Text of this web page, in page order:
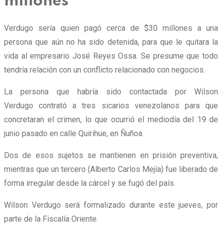
Verdugo sería quien pagó cerca de $30 millones a una
persona que aún no ha sido detenida, para que le quitara la
vida al empresario José Reyes Ossa. Se presume que todo
tendría relación con un conflicto relacionado con negocios.
La persona que habría sido contactada por Wilson
Verdugo contrató a tres sicarios venezolanos para que
concretaran el crimen, lo que ocurrió el mediodía del 19 de
junio pasado en calle Quirihue, en Ñuñoa.
Dos de esos sujetos se mantienen en prisión preventiva,
mientras que un tercero (Alberto Carlos Mejía) fue liberado de
forma irregular desde la cárcel y se fugó del país.
Wilson Verdugo será formalizado durante este jueves, por
parte de la Fiscalía Oriente.